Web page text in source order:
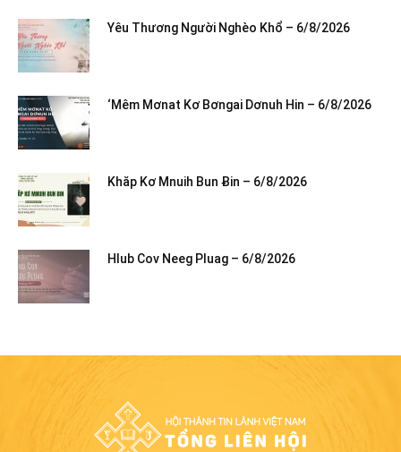
Yêu Thương Người Nghèo Khổ – 6/8/2026
‘Mêm Mơnat Kơ Bơngai Dơnuh Hin – 6/8/2026
Khăp Kơ Mnuih Bun Ƀin – 6/8/2026
Hlub Cov Neeg Pluag – 6/8/2026